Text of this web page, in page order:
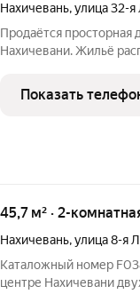
Нахичевань,улица 32-я
Продаётся просторная
Нахичевани. Жильё
раздельные комнаты
инфраструктура в
Показать
45,7 м² · 2-
Нахичевань,улица 8-я
Каталожный номер F038706 НЕ ФЕЙК! Представлена к продаже в
центре Нахичевани